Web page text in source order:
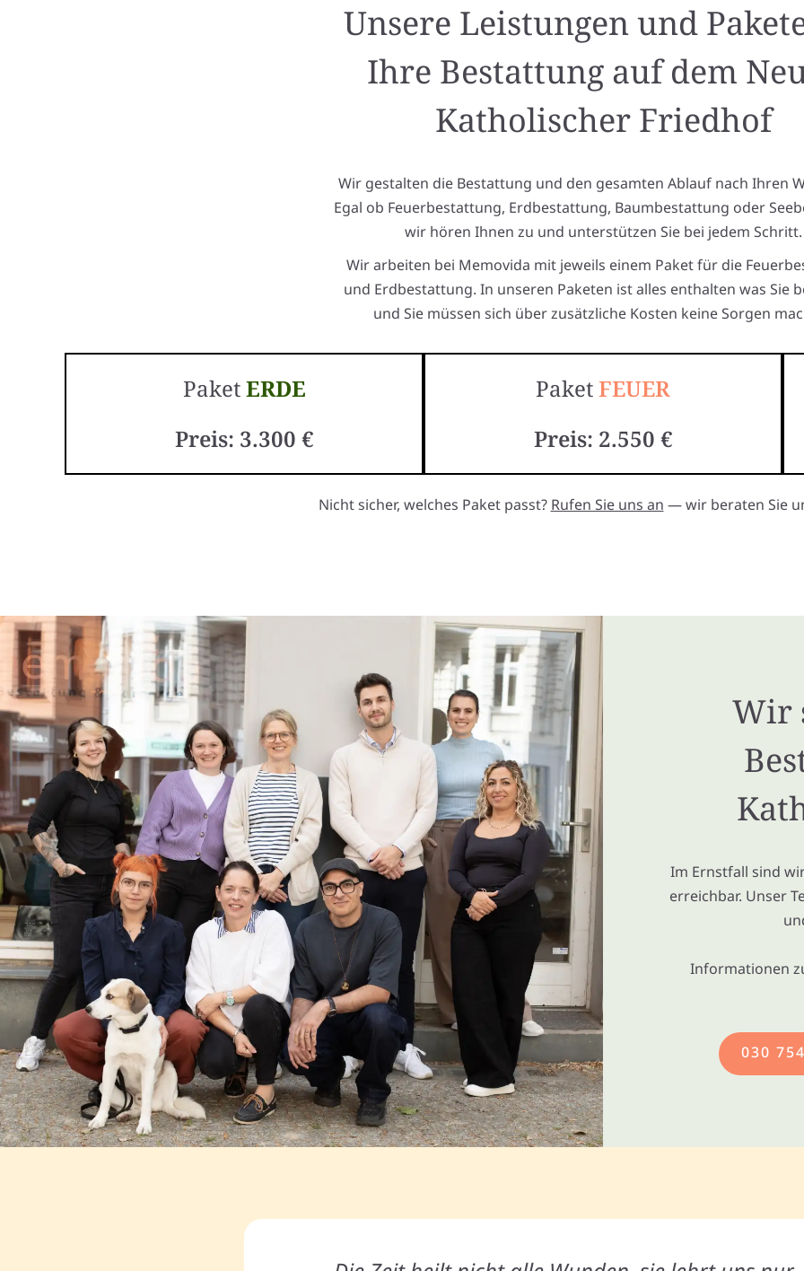
Unsere Leistungen und
Ihre Bestattung auf dem
Katholischer Friedhof
Wir gestalten die Bestattung und den gesamten Ablauf nach Ihren
Egal ob Feuerbestattung, Erdbestattung, Baumbestattung oder
wir hören Ihnen zu und unterstützen Sie bei jedem Schritt.
Wir arbeiten bei Memovida mit jeweils einem Paket für die
und Erdbestattung. In unseren Paketen ist alles enthalten was Sie
und Sie müssen sich über zusätzliche Kosten keine Sorgen
PaketERDE
Preis: 3.300 €
PaketFEUER
Preis: 2.550 €
Nicht sicher, welches Paket passt? Rufen Sie uns an — wir beraten Sie
Wir
Im Ernstfall sind
erreichbar. Unser
Informationen
030